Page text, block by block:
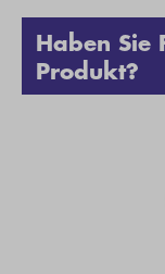
Haben Sie
Produkt?